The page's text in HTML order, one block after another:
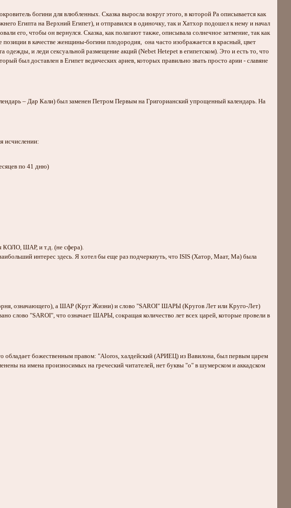
богини для влюбленных. Сказка выросла вокруг этого, в которой Ра описывается как
Египта на Верхний Египет), и отправился в одиночку, так и Хатхор подошел к нему и начал
его, чтобы он вернулся. Сказка, как полагают также, описывала солнечное затмение, так как
позиции в качестве женщины-богини плодородия, она часто изображается в красный, цвет
одежды, и леди сексуальной размещение акций (Nebet Hetepet в египетском). Это и есть то, что
доставлен в Египет ведических ариев, которых правильно звать просто арии - славяне
– Дар Кали) был заменен Петром Первым на Григорианский упрощенный календарь. На
исчислении:
по 41 дню)
КОЛО, ШАР, и т.д. (не сфера).
интерес здесь. Я хотел бы еще раз подчеркнуть, что ISIS (Хатор, Маат, Ма) была
означающего), а ШАР (Круг Жизни) и слово "SAROI" ШАРЫ (Кругов Лет или Круго-Лет)
слово "SAROI", что означает ШАРЫ, сокращая количество лет всех царей, которые провели в
обладает божественным правом: "Aloros, халдейский (АРИЕЦ) из Вавилона, был первым царем
на имена произносимых на греческий читателей, нет буквы "о" в шумерском и аккадском